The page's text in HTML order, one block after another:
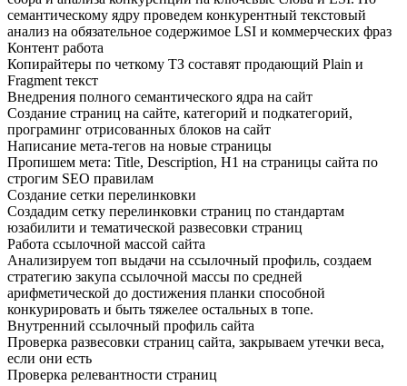
семантическому ядру проведем конкурентный текстовый
анализ на обязательное содержимое LSI и коммерческих фраз
Контент работа
Копирайтеры по четкому ТЗ составят продающий Plain и
Fragment текст
Внедрения полного семантического ядра на сайт
Создание страниц на сайте, категорий и подкатегорий,
програминг отрисованных блоков на сайт
Написание мета-тегов на новые страницы
Пропишем мета: Title, Description, H1 на страницы сайта по
строгим SEO правилам
Создание сетки перелинковки
Создадим сетку перелинковки страниц по стандартам
юзабилити и тематической развесовки страниц
Работа ссылочной массой сайта
Анализируем топ выдачи на ссылочный профиль, создаем
стратегию закупа ссылочной массы по средней
арифметической до достижения планки способной
конкурировать и быть тяжелее остальных в топе.
Внутренний ссылочный профиль сайта
Проверка развесовки страниц сайта, закрываем утечки веса,
если они есть
Проверка релевантности страниц